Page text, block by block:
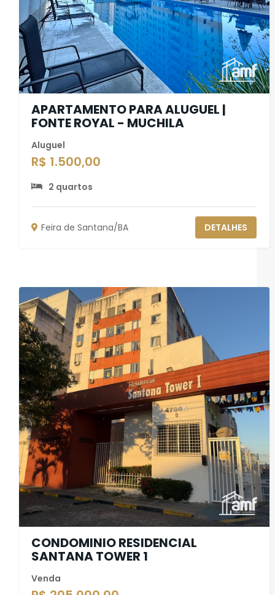
APARTAMENTO PARA ALUGUEL |
FONTE ROYAL - MUCHILA
Aluguel
R$ 1.500,00
2 quartos
Feira de Santana/BA DETALHES
CONDOMINIO RESIDENCIAL
SANTANA TOWER 1
Venda